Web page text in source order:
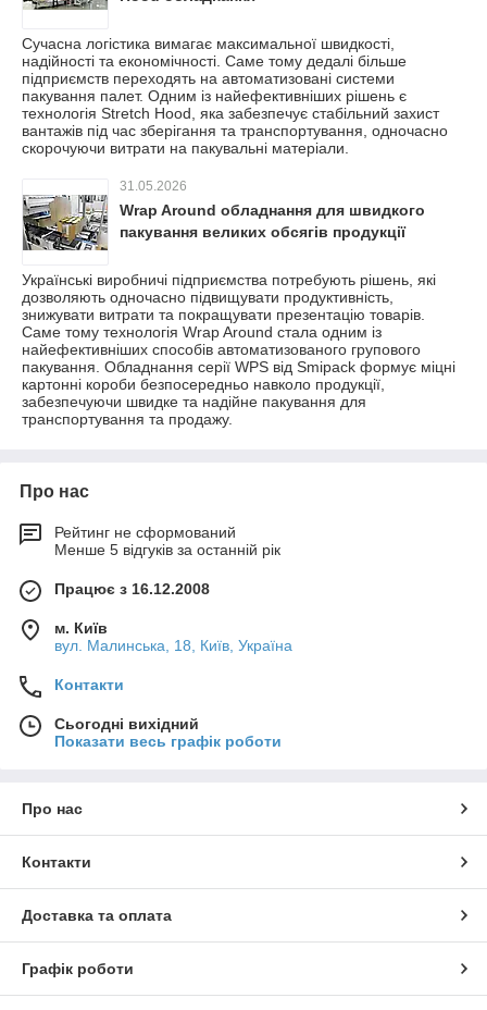
Сучасна логістика вимагає максимальної швидкості,
надійності та економічності. Саме тому дедалі більше
підприємств переходять на автоматизовані системи
пакування палет. Одним із найефективніших рішень є
технологія Stretch Hood, яка забезпечує стабільний захист
вантажів під час зберігання та транспортування, одночасно
скорочуючи витрати на пакувальні матеріали.
31.05.2026
Wrap Around обладнання для швидкого
пакування великих обсягів продукції
Українські виробничі підприємства потребують рішень, які
дозволяють одночасно підвищувати продуктивність,
знижувати витрати та покращувати презентацію товарів.
Саме тому технологія Wrap Around стала одним із
найефективніших способів автоматизованого групового
пакування. Обладнання серії WPS від Smipack формує міцні
картонні короби безпосередньо навколо продукції,
забезпечуючи швидке та надійне пакування для
транспортування та продажу.
Про нас
Рейтинг не сформований
Менше 5 відгуків за останній рік
Працює з 16.12.2008
м. Київ
вул. Малинська, 18, Київ, Україна
Контакти
Сьогодні вихідний
Показати весь графік роботи
Про нас
Контакти
Доставка та оплата
Графік роботи